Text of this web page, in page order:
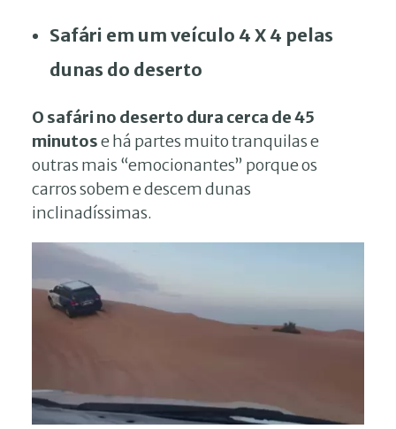
Safári em um veículo 4 X 4 pelas
dunas do deserto
O safári no deserto dura cerca de 45
minutose há partes muito tranquilas e
outras mais “emocionantes” porque os
carros sobem e descem dunas
inclinadíssimas.